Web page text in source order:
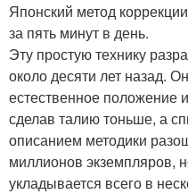
Японский метод
за пять минут в день.
Эту простую технику
около десяти лет назад.
естественное положение
сделав талию тоньше, а
описанием методики
миллионов экземпляров,
укладывается всего в